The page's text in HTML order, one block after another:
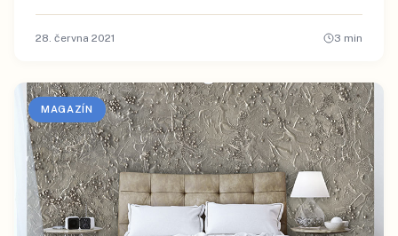
28. června 2021 3 min
MAGAZÍN